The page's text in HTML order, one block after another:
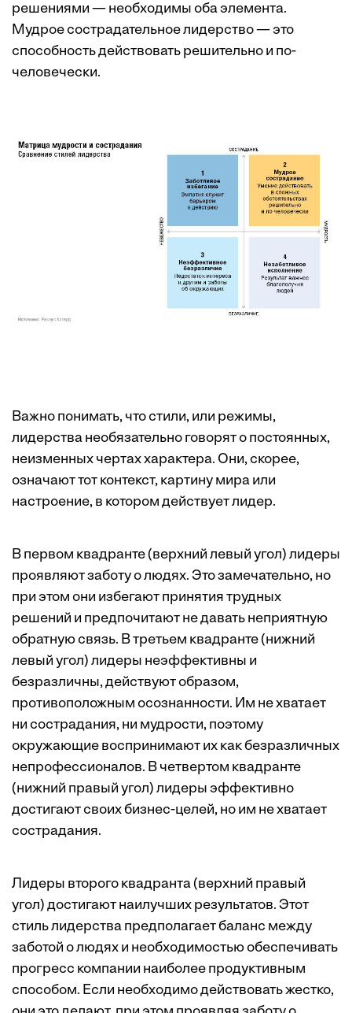
решениями — необходимы оба элемента.
Мудрое сострадательное лидерство — это
способность действовать решительно и по-
человечески.
Важно понимать, что стили, или режимы,
лидерства необязательно говорят о постоянных,
неизменных чертах характера. Они, скорее,
означают тот контекст, картину мира или
настроение, в котором действует лидер.
В первом квадранте (верхний левый угол) лидеры
проявляют заботу о людях. Это замечательно, но
при этом они избегают принятия трудных
решений и предпочитают не давать неприятную
обратную связь. В третьем квадранте (нижний
левый угол) лидеры неэффективны и
безразличны, действуют образом,
противоположным осознанности. Им не хватает
ни сострадания, ни мудрости, поэтому
окружающие воспринимают их как безразличных
непрофессионалов. В четвертом квадранте
(нижний правый угол) лидеры эффективно
достигают своих бизнес-целей, но им не хватает
сострадания.
Лидеры второго квадранта (верхний правый
угол) достигают наилучших результатов. Этот
стиль лидерства предполагает баланс между
заботой о людях и необходимостью обеспечивать
прогресс компании наиболее продуктивным
способом. Если необходимо действовать жестко,